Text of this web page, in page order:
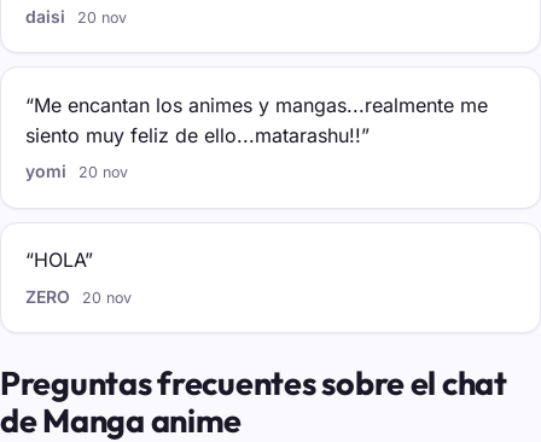
daisi 20 nov
“Me encantan los animes y mangas...realmente me
siento muy feliz de ello...matarashu!!”
yomi 20 nov
“HOLA”
ZERO 20 nov
Preguntas frecuentes sobre el chat
de Manga anime